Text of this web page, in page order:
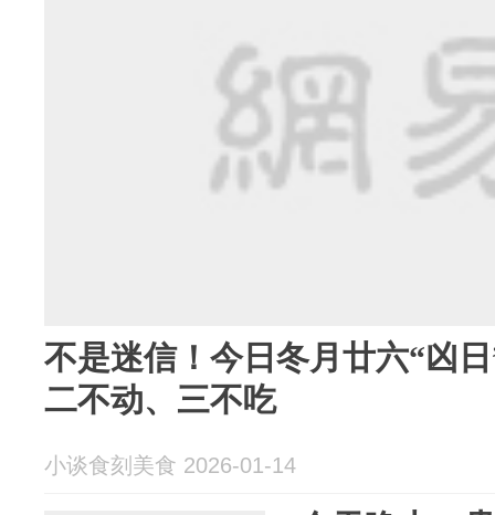
不是迷信！今日冬月廿六“凶
二不动、三不吃
小谈食刻美食 2026-01-14